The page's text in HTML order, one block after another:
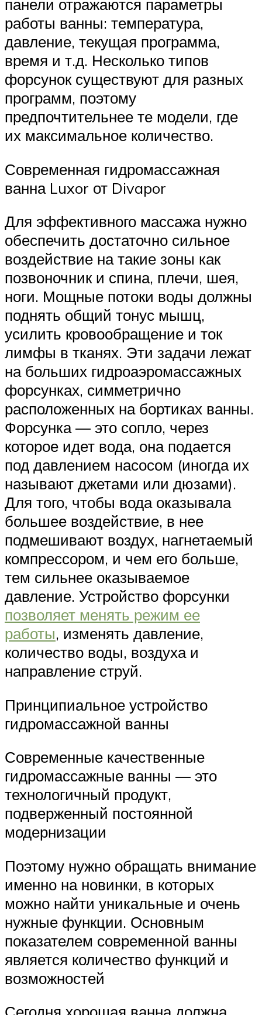
панели отражаются параметры
работы ванны: температура,
давление, текущая программа,
время и т.д. Несколько типов
форсунок существуют для разных
программ, поэтому
предпочтительнее те модели, где
их максимальное количество.
Современная гидромассажная
ванна Luxor от Divapor
Для эффективного массажа нужно
обеспечить достаточно сильное
воздействие на такие зоны как
позвоночник и спина, плечи, шея,
ноги. Мощные потоки воды должны
поднять общий тонус мышц,
усилить кровообращение и ток
лимфы в тканях. Эти задачи лежат
на больших гидроаэромассажных
форсунках, симметрично
расположенных на бортиках ванны.
Форсунка — это сопло, через
которое идет вода, она подается
под давлением насосом (иногда их
называют джетами или дюзами).
Для того, чтобы вода оказывала
большее воздействие, в нее
подмешивают воздух, нагнетаемый
компрессором, и чем его больше,
тем сильнее оказываемое
давление. Устройство форсунки
позволяет менять режим ее
работы, изменять давление,
количество воды, воздуха и
направление струй.
Принципиальное устройство
гидромассажной ванны
Современные качественные
гидромассажные ванны — это
технологичный продукт,
подверженный постоянной
модернизации
Поэтому нужно обращать внимание
именно на новинки, в которых
можно найти уникальные и очень
нужные функции. Основным
показателем современной ванны
является количество функций и
возможностей